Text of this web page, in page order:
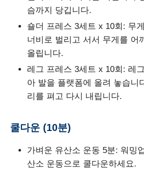
슴까지 당깁니다.
숄더 프레스 3세트 x 10회: 무
너비로 벌리고 서서 무게를 어
올립니다.
레그 프레스 3세트 x 10회: 레
아 발을 플랫폼에 올려 놓습니
리를 펴고 다시 내립니다.
쿨다운 (10분)
가벼운 유산소 운동 5분: 워밍
산소 운동으로 쿨다운하세요.